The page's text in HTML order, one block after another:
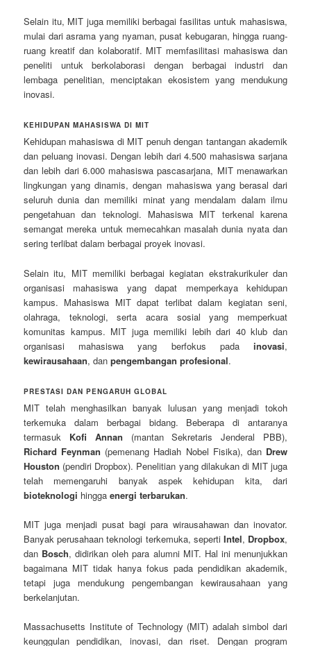
Selain itu, MIT juga memiliki berbagai fasilitas untuk mahasiswa,
mulai dari asrama yang nyaman, pusat kebugaran, hingga ruang-
ruang kreatif dan kolaboratif. MIT memfasilitasi mahasiswa dan
peneliti untuk berkolaborasi dengan berbagai industri dan
lembaga penelitian, menciptakan ekosistem yang mendukung
inovasi.
KEHIDUPAN MAHASISWA DI MIT
Kehidupan mahasiswa di MIT penuh dengan tantangan akademik
dan peluang inovasi. Dengan lebih dari 4.500 mahasiswa sarjana
dan lebih dari 6.000 mahasiswa pascasarjana, MIT menawarkan
lingkungan yang dinamis, dengan mahasiswa yang berasal dari
seluruh dunia dan memiliki minat yang mendalam dalam ilmu
pengetahuan dan teknologi. Mahasiswa MIT terkenal karena
semangat mereka untuk memecahkan masalah dunia nyata dan
sering terlibat dalam berbagai proyek inovasi.
Selain itu, MIT memiliki berbagai kegiatan ekstrakurikuler dan
organisasi mahasiswa yang dapat memperkaya kehidupan
kampus. Mahasiswa MIT dapat terlibat dalam kegiatan seni,
olahraga, teknologi, serta acara sosial yang memperkuat
komunitas kampus. MIT juga memiliki lebih dari 40 klub dan
organisasi mahasiswa yang berfokus pada inovasi,
kewirausahaan, danpengembangan profesional.
PRESTASI DAN PENGARUH GLOBAL
MIT telah menghasilkan banyak lulusan yang menjadi tokoh
terkemuka dalam berbagai bidang. Beberapa di antaranya
termasuk Kofi Annan (mantan Sekretaris Jenderal PBB),
Richard Feynman (pemenang Hadiah Nobel Fisika), dan Drew
Houston (pendiri Dropbox). Penelitian yang dilakukan di MIT juga
telah memengaruhi banyak aspek kehidupan kita, dari
bioteknologi hinggaenergi terbarukan.
MIT juga menjadi pusat bagi para wirausahawan dan inovator.
Banyak perusahaan teknologi terkemuka, seperti Intel, Dropbox,
dan Bosch, didirikan oleh para alumni MIT. Hal ini menunjukkan
bagaimana MIT tidak hanya fokus pada pendidikan akademik,
tetapi juga mendukung pengembangan kewirausahaan yang
berkelanjutan.
Massachusetts Institute of Technology (MIT) adalah simbol dari
keunggulan pendidikan, inovasi, dan riset. Dengan program